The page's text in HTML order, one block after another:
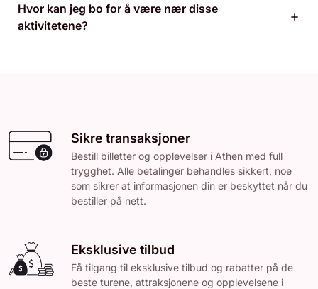
Hvor kan jeg bo for å være nær disse
aktivitetene?
Sikre transaksjoner
Bestill billetter og opplevelser i Athen med full
trygghet. Alle betalinger behandles sikkert, noe
som sikrer at informasjonen din er beskyttet når du
bestiller på nett.
Eksklusive tilbud
Få tilgang til eksklusive tilbud og rabatter på de
beste turene, attraksjonene og opplevelsene i